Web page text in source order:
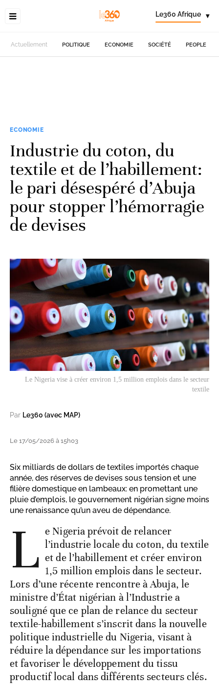
Le360 Afrique ▾
Actuellement POLITIQUE ECONOMIE SOCIÉTÉ PEOPLE
ECONOMIE
Industrie du coton, du
textile et de l’habillement:
le pari désespéré d’Abuja
pour stopper l’hémorragie
de devises
Le Nigeria vise à créer environ 1,5 million emplois dans le secteur
textile
Par Le360 (avec MAP)
Le 17/05/2026 à 15h03
Six milliards de dollars de textiles importés chaque
année, des réserves de devises sous tension et une
filière domestique en lambeaux: en promettant une
pluie d’emplois, le gouvernement nigérian signe moins
une renaissance qu’un aveu de dépendance.
L e Nigeria prévoit de relancer
l’industrie locale du coton, du textile
et de l’habillement et créer environ
1,5 million emplois dans le secteur.
Lors d’une récente rencontre à Abuja, le
ministre d’État nigérian à l’Industrie a
souligné que ce plan de relance du secteur
textile-habillement s’inscrit dans la nouvelle
politique industrielle du Nigeria, visant à
réduire la dépendance sur les importations
et favoriser le développement du tissu
productif local dans différents secteurs clés.